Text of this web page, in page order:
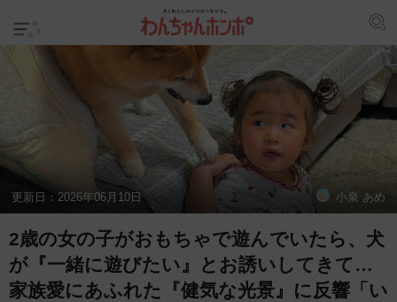
更新日： 2026年06月10日 小泉 あめ
2歳の女の子がおもちゃで遊んでいたら、犬
が『一緒に遊びたい』とお誘いしてきて…
家族愛にあふれた『健気な光景』に反響「い